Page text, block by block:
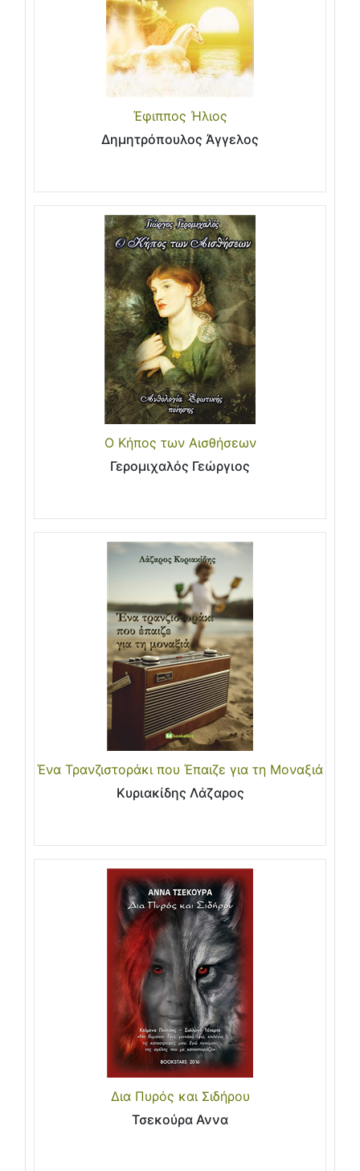
Έφιππος Ήλιος
Δημητρόπουλος Άγγελος
Ο Κήπος των Αισθήσεων
Γερομιχαλός Γεώργιος
Ένα Τρανζιστοράκι που Έπαιζε για τη Μοναξιά
Κυριακίδης Λάζαρος
Δια Πυρός και Σιδήρου
Τσεκούρα Αννα